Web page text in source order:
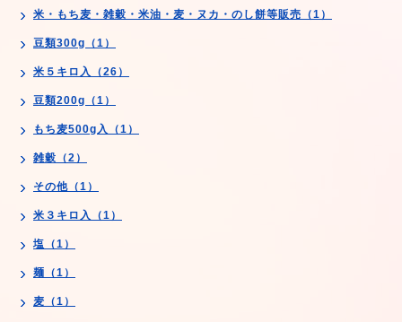
米・もち麦・雑穀・米油・麦・ヌカ・のし餅等販売（1）
豆類300g（1）
米５キロ入（26）
豆類200g（1）
もち麦500g入（1）
雑穀（2）
その他（1）
米３キロ入（1）
塩（1）
麺（1）
麦（1）